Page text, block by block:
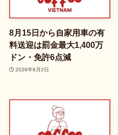
8月15日から自家用車の有
料送迎は罰金最大1,400万
ドン・免許6点減
2026年8月2日